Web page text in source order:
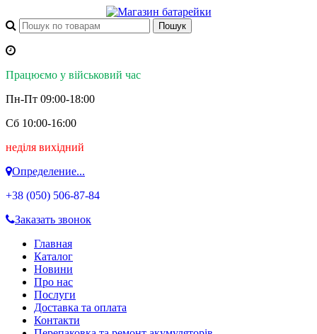
Працюємо у військовий час
Пн-Пт 09:00-18:00
Сб 10:00-16:00
неділя вихідний
Определение...
+38 (050) 506-87-84
Заказать звонок
Главная
Каталог
Новини
Про нас
Послуги
Доставка та оплата
Контакти